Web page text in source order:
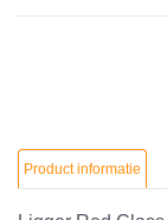
Product informatie